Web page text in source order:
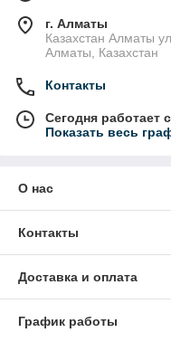
г. Алматы
Казахстан Алматы
Алматы, Казахстан
Контакты
Сегодня работает
Показать весь
О нас
Контакты
Доставка и оплата
График работы